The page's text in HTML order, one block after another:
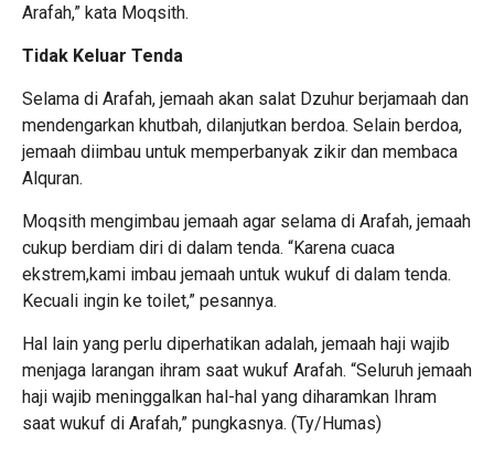
Arafah,” kata Moqsith.
Tidak Keluar Tenda
Selama di Arafah, jemaah akan salat Dzuhur berjamaah dan
mendengarkan khutbah, dilanjutkan berdoa. Selain berdoa,
jemaah diimbau untuk memperbanyak zikir dan membaca
Alquran.
Moqsith mengimbau jemaah agar selama di Arafah, jemaah
cukup berdiam diri di dalam tenda. “Karena cuaca
ekstrem,kami imbau jemaah untuk wukuf di dalam tenda.
Kecuali ingin ke toilet,” pesannya.
Hal lain yang perlu diperhatikan adalah, jemaah haji wajib
menjaga larangan ihram saat wukuf Arafah. “Seluruh jemaah
haji wajib meninggalkan hal-hal yang diharamkan Ihram
saat wukuf di Arafah,” pungkasnya. (Ty/Humas)